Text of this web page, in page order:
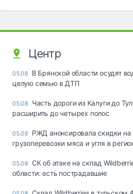
Центр
05.08 В Брянской области осудят
целую семью в ДТП
05.08 Часть дороги из Калуги до
расширить до четырех полос
05.08 РЖД анонсировала скидки на
грузоперевозки мяса и угля в
05.08 СК об атаке на склад
области: есть пострадавшие